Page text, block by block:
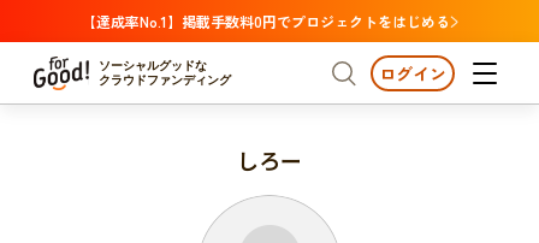
【達成率No.1】掲載手数料0円でプロジェクトをはじめる
ソーシャルグッドな
クラウドファンディング
プロジェクトからさがす 注目
支援金額が多い
ログイン
しろー